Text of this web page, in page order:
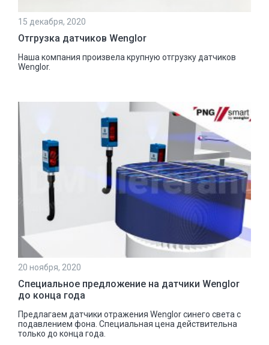
15 декабря, 2020
Отгрузка датчиков Wenglor
Наша компания произвела крупную отгрузку датчиков
Wenglor.
20 ноября, 2020
Специальное предложение на датчики Wenglor
до конца года
Предлагаем датчики отражения Wenglor синего света с
подавлением фона. Специальная цена действительна
только до конца года.